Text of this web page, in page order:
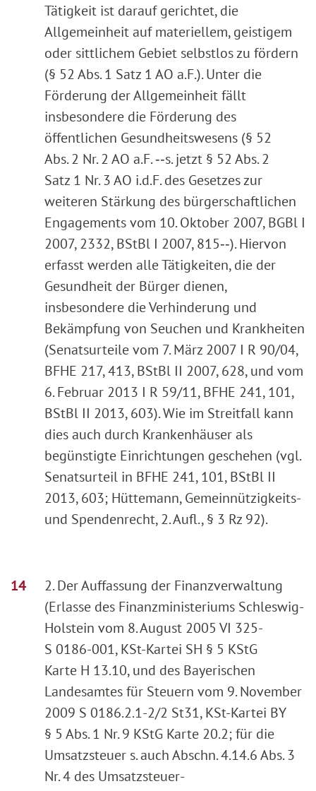
Tätigkeit ist darauf gerichtet, die
Allgemeinheit auf materiellem, geistigem
oder sittlichem Gebiet selbstlos zu fördern
(§ 52 Abs. 1 Satz 1 AO a.F.). Unter die
Förderung der Allgemeinheit fällt
insbesondere die Förderung des
öffentlichen Gesundheitswesens (§ 52
Abs. 2 Nr. 2 AO a.F. ‑‑s. jetzt § 52 Abs. 2
Satz 1 Nr. 3 AO i.d.F. des Gesetzes zur
weiteren Stärkung des bürgerschaftlichen
Engagements vom 10. Oktober 2007, BGBl I
2007, 2332, BStBl I 2007, 815‑‑). Hiervon
erfasst werden alle Tätigkeiten, die der
Gesundheit der Bürger dienen,
insbesondere die Verhinderung und
Bekämpfung von Seuchen und Krankheiten
(Senatsurteile vom 7. März 2007 I R 90/04,
BFHE 217, 413, BStBl II 2007, 628, und vom
6. Februar 2013 I R 59/11, BFHE 241, 101,
BStBl II 2013, 603). Wie im Streitfall kann
dies auch durch Krankenhäuser als
begünstigte Einrichtungen geschehen (vgl.
Senatsurteil in BFHE 241, 101, BStBl II
2013, 603; Hüttemann, Gemeinnützigkeits-
und Spendenrecht, 2. Aufl., § 3 Rz 92).
2. Der Auffassung der Finanzverwaltung
(Erlasse des Finanzministeriums Schleswig-
Holstein vom 8. August 2005 VI 325-
S 0186-001, KSt-Kartei SH § 5 KStG
Karte H 13.10, und des Bayerischen
Landesamtes für Steuern vom 9. November
2009 S 0186.2.1-2/2 St31, KSt-Kartei BY
§ 5 Abs. 1 Nr. 9 KStG Karte 20.2; für die
Umsatzsteuer s. auch Abschn. 4.14.6 Abs. 3
Nr. 4 des Umsatzsteuer-